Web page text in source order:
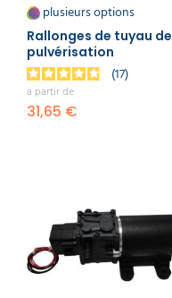
plusieurs options
Rallonges de tuyau de
pulvérisation
17
a partir de
31,65 €